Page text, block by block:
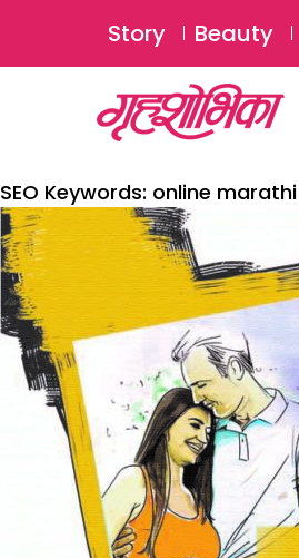
Story Beauty
SEO Keywords: online